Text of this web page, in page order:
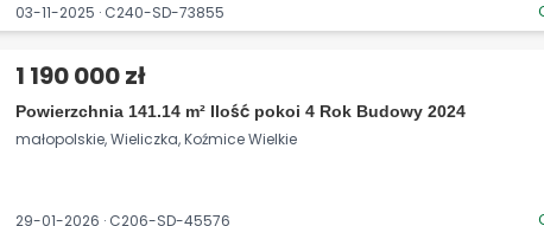
03-11-2025 · C240-SD-73855
1 190 000 zł
Powierzchnia 141.14 m² Ilość pokoi 4 Rok Budowy 2024
małopolskie, Wieliczka, Koźmice Wielkie
29-01-2026 · C206-SD-45576